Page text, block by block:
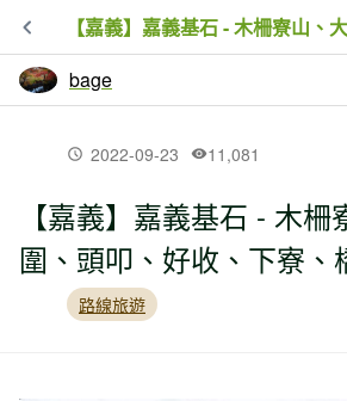
bage
最新文章
【花蓮】新吞山腳（
山）、新吞山東南
（沒找到）母亞間
2022-09-23 11,081
【嘉義】嘉義基石 - 木
圍、頭叩、好收、下寮、
路線旅遊